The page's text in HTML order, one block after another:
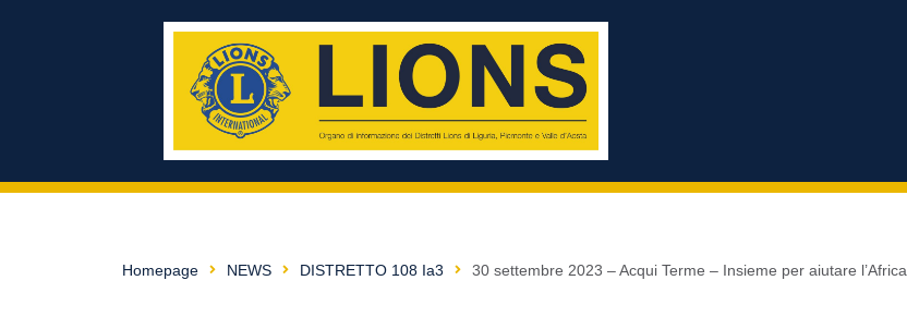
Homepage NEWS DISTRETTO 108 Ia3 30 settembre 2023 – Acqui Terme – Insieme per aiutare l’Africa